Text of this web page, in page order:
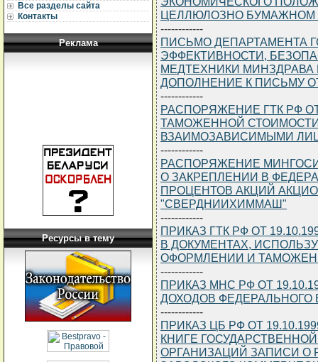
Все разделы сайта
Контакты
Реклама
Ресурсы в тему
ЦЕЛЛЮЛОЗНО БУМАЖНОМ
------------
ПИСЬМО ДЕПАРТАМЕНТА
ЭФФЕКТИВНОСТИ,
МЕДТЕХНИКИ МИНЗДРАВА
ДОПОЛНЕНИЕ К ПИСЬМУ ОТ
------------
РАСПОРЯЖЕНИЕ ГТК РФ ОТ
ТАМОЖЕННОЙ
ВЗАИМОЗАВИСИМЫМИ
------------
РАСПОРЯЖЕНИЕ
О ЗАКРЕПЛЕНИИ В
ПРОЦЕНТОВ АКЦИЙ
"СВЕРДНИИХИММАШ"
------------
ПРИКАЗ ГТК РФ ОТ
В ДОКУМЕНТАХ,
ОФОРМЛЕНИИ И
------------
ПРИКАЗ МНС РФ ОТ
ДОХОДОВ ФЕДЕРАЛЬНОГО
------------
ПРИКАЗ ЦБ РФ ОТ
КНИГЕ
ОРГАНИЗАЦИЙ ЗАПИСИ О